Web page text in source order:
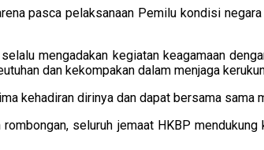
pasca pelaksanaan Pemilu kondisi
mengadakan kegiatan keagamaan
dan kekompakan dalam menjaga
kehadiran dirinya dan dapat bersama sama
seluruh jemaat HKBP